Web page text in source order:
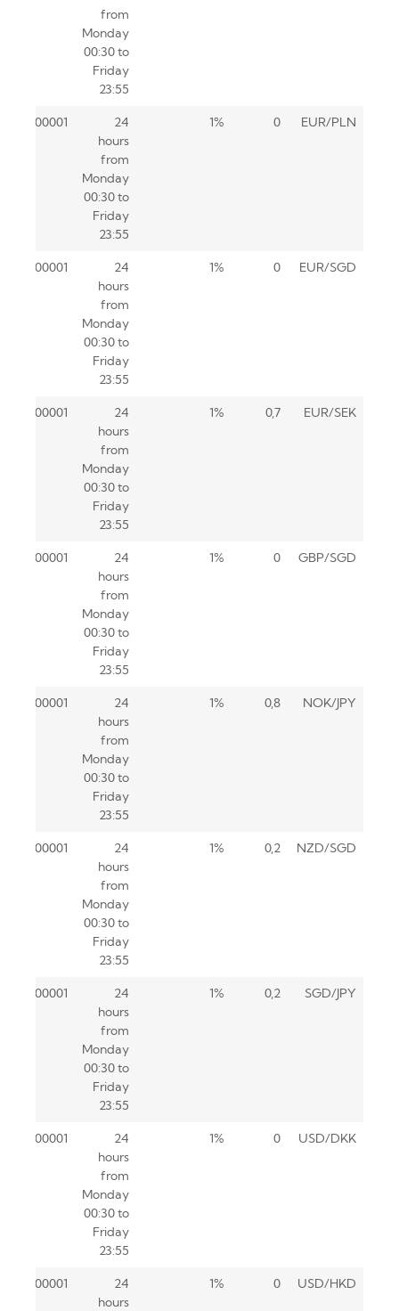
from
Monday
00:30 to
Friday
23:55
EUR/PLN
0
1%
24
hours
from
Monday
00:30 to
Friday
23:55
0.00001
EUR/SGD
0
1%
24
hours
from
Monday
00:30 to
Friday
23:55
0.00001
EUR/SEK
0,7
1%
24
hours
from
Monday
00:30 to
Friday
23:55
0.00001
GBP/SGD
0
1%
24
hours
from
Monday
00:30 to
Friday
23:55
0.00001
NOK/JPY
0,8
1%
24
hours
from
Monday
00:30 to
Friday
23:55
0.00001
NZD/SGD
0,2
1%
24
hours
from
Monday
00:30 to
Friday
23:55
0.00001
SGD/JPY
0,2
1%
24
hours
from
Monday
00:30 to
Friday
23:55
0.00001
USD/DKK
0
1%
24
hours
from
Monday
00:30 to
Friday
23:55
0.00001
USD/HKD
0
1%
24
hours
0.00001